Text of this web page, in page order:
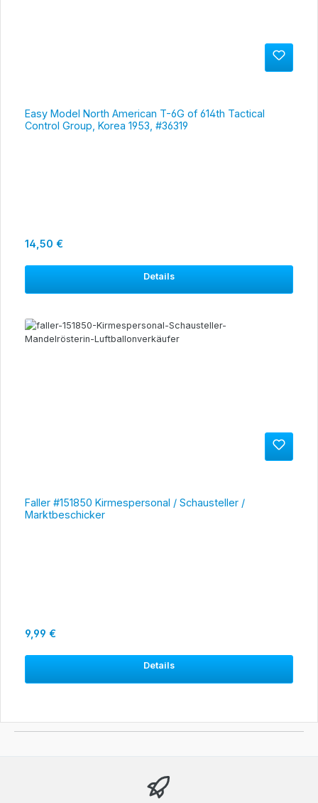
Easy Model North American T-6G of 614th Tactical
Control Group, Korea 1953, #36319
Regulärer Preis:
14,50 €
Details
Faller #151850 Kirmespersonal / Schausteller /
Marktbeschicker
Regulärer Preis:
9,99 €
Details